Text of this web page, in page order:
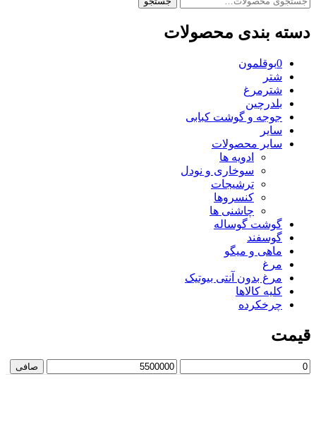
دسته بندی محصولات
شتر
شترمرغ
بلدرچین
جوجه و گوشت کبابی
سایر
سایر محصولات
ادویه ها
سوخاری و نودل
ترشیجات
کنسروها
چاشنی ها
گوشت گوساله
گوسفند
ماهی و میگو
مرغ
مرغ بدون آنتی بیوتیک
کلیه کالاها
چرخکرده
قیمت
حداقل
قیمت
حداكثر
قيمت
صافی